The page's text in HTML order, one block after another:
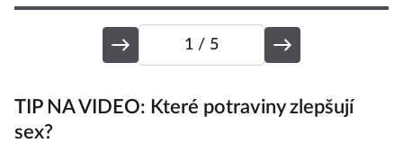
1 / 5
TIP NA VIDEO: Které potraviny zlepšují
sex?